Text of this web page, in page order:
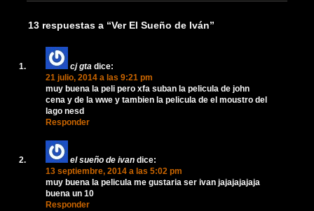
13 respuestas a “Ver El Sueño de Iván”
cj gta dice:
21 julio, 2014 a las 9:21 pm
muy buena la peli pero xfa suban la pelicula de john
cena y de la wwe y tambien la pelicula de el moustro del
lago nesd
Responder
el sueño de ivan dice:
13 septiembre, 2014 a las 5:02 pm
muy buena la pelicula me gustaria ser ivan jajajajajaja
buena un 10
Responder